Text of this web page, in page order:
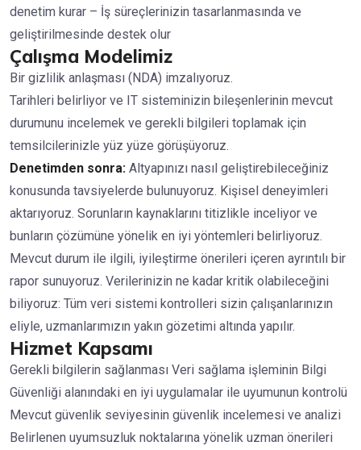
denetim kurar – İş süreçlerinizin tasarlanmasında ve
geliştirilmesinde destek olur
Çalışma Modelimiz
Bir gizlilik anlaşması (NDA) imzalıyoruz.
Tarihleri belirliyor ve IT sisteminizin bileşenlerinin mevcut
durumunu incelemek ve gerekli bilgileri toplamak için
temsilcilerinizle yüz yüze görüşüyoruz.
Denetimden sonra: Altyapınızı nasıl geliştirebileceğiniz
konusunda tavsiyelerde bulunuyoruz. Kişisel deneyimleri
aktarıyoruz. Sorunların kaynaklarını titizlikle inceliyor ve
bunların çözümüne yönelik en iyi yöntemleri belirliyoruz.
Mevcut durum ile ilgili, iyileştirme önerileri içeren ayrıntılı bir
rapor sunuyoruz. Verilerinizin ne kadar kritik olabileceğini
biliyoruz: Tüm veri sistemi kontrolleri sizin çalışanlarınızın
eliyle, uzmanlarımızın yakın gözetimi altında yapılır.
Hizmet Kapsamı
Gerekli bilgilerin sağlanması Veri sağlama işleminin Bilgi
Güvenliği alanındaki en iyi uygulamalar ile uyumunun kontrolü
Mevcut güvenlik seviyesinin güvenlik incelemesi ve analizi
Belirlenen uyumsuzluk noktalarına yönelik uzman önerileri